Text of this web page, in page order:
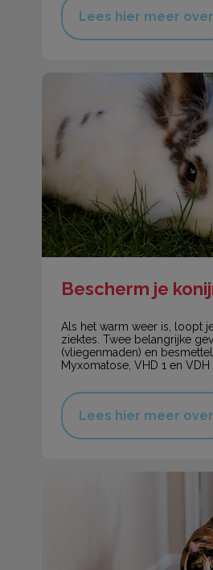
Lees hier meer over
Bescherm je konijn voor
Als het warm weer is, loopt
ziektes. Twee belangrijke
(vliegenmaden) en
Myxomatose, VHD 1 en VDH
Lees hier meer over